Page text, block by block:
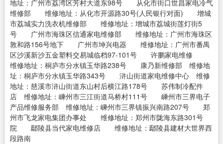
地址：广州市荔湾区芳村大道东98号 从化市街口世昌家电冷气
维修部 维修地址：从化市开源路30号(人民银行对面) 增城
市荔城实力洗衣机维修部 维修地址：增城市荔城街莲灯街5
号 广州市海珠区信通家电维修部 维修地址：广州市海珠区
敦和路156号地下 广州市坤兴电器 维修地址：广州市番禺
区沙溪新沙五金塑料交易城临档97-101号 许鹏家电维修
维修地址：桐庐市分水镇玉华路238号 康乃新维修部 维修地
址：桐庐市分水镇玉华路343号 浒山街道家电维修中心 维修
地址：慈溪市浒山街道东山村后横江路178号 苏伟制冷配件
店 维修地址：嵊州市三江街道马桥村111号 嵊州市三界电子
产品维修服务部 维修地址：嵊州市三界镇振兴南路207号 郑
州市飞龙家电集团办事处 维修地址：郑州市陇海东路301号
院 鄢陵县当代家电维修店 维修地址：鄢陵县建材大世界西
段路南